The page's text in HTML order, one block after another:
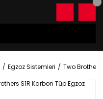
Egzoz Sistemleri Two Brothers